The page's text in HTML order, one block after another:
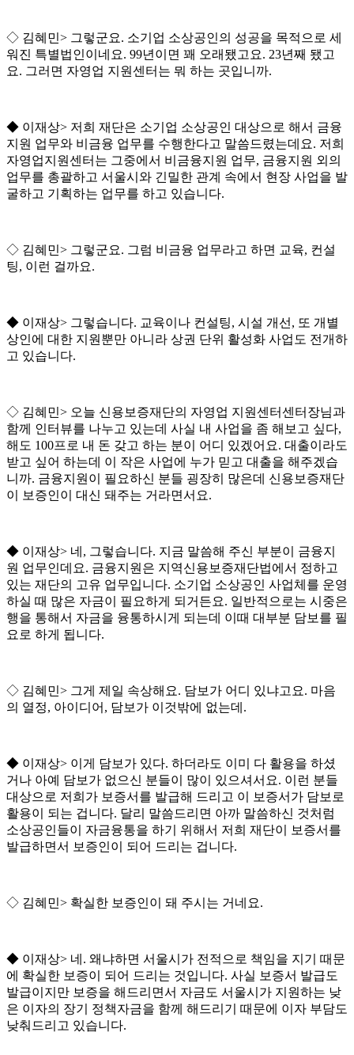
◇ 김혜민> 그렇군요. 소기업 소상공인의 성공을 목적으로 세
워진 특별법인이네요. 99년이면 꽤 오래됐고요. 23년째 됐고
요. 그러면 자영업 지원센터는 뭐 하는 곳입니까.
◆ 이재상> 저희 재단은 소기업 소상공인 대상으로 해서 금융
지원 업무와 비금융 업무를 수행한다고 말씀드렸는데요. 저희
자영업지원센터는 그중에서 비금융지원 업무, 금융지원 외의
업무를 총괄하고 서울시와 긴밀한 관계 속에서 현장 사업을 발
굴하고 기획하는 업무를 하고 있습니다.
◇ 김혜민> 그렇군요. 그럼 비금융 업무라고 하면 교육, 컨설
팅, 이런 걸까요.
◆ 이재상> 그렇습니다. 교육이나 컨설팅, 시설 개선 , 또 개별
상인에 대한 지원뿐만 아니라 상권 단위 활성화 사업도 전개하
고 있습니다.
◇ 김혜민> 오늘 신용보증재단의 자영업 지원센터센터장님과
함께 인터뷰를 나누고 있는데 사실 내 사업을 좀 해보고 싶다,
해도 100프로 내 돈 갖고 하는 분이 어디 있겠어요. 대출이라도
받고 싶어 하는데 이 작은 사업에 누가 믿고 대출을 해주겠습
니까. 금융지원이 필요하신 분들 굉장히 많은데 신용보증재단
이 보증인이 대신 돼주는 거라면서요.
◆ 이재상> 네 , 그렇습니다. 지금 말씀해 주신 부분이 금융지
원 업무인데요. 금융지원은 지역신용보증재단법에서 정하고
있는 재단의 고유 업무입니다. 소기업 소상공인 사업체를 운영
하실 때 많은 자금이 필요하게 되거든요. 일반적으로는 시중은
행을 통해서 자금을 융통하시게 되는데 이때 대부분 담보를 필
요로 하게 됩니다.
◇ 김혜민> 그게 제일 속상해요. 담보가 어디 있냐고요. 마음
의 열정, 아이디어 , 담보가 이것밖에 없는데 .
◆ 이재상> 이게 담보가 있다. 하더라도 이미 다 활용을 하셨
거나 아예 담보가 없으신 분들이 많이 있으셔서요. 이런 분들
대상으로 저희가 보증서를 발급해 드리고 이 보증서가 담보로
활용이 되는 겁니다. 달리 말씀드리면 아까 말씀하신 것처럼
소상공인들이 자금융통을 하기 위해서 저희 재단이 보증서를
발급하면서 보증인이 되어 드리는 겁니다.
◇ 김혜민> 확실한 보증인이 돼 주시는 거네요.
◆ 이재상> 네 . 왜냐하면 서울시가 전적으로 책임을 지기 때문
에 확실한 보증이 되어 드리는 것입니다. 사실 보증서 발급도
발급이지만 보증을 해드리면서 자금도 서울시가 지원하는 낮
은 이자의 장기 정책자금을 함께 해드리기 때문에 이자 부담도
낮춰드리고 있습니다.